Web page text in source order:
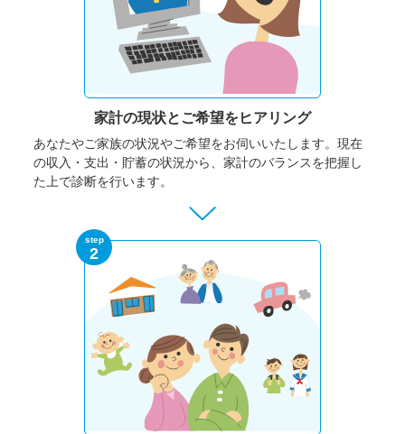
家計の現状と ご希望をヒアリング
あなたやご家族の状況やご希望をお伺いいたします。 現在
の収入・支出・貯蓄の状況から、家計のバランスを把握し
た上で診断を行います。
step
2